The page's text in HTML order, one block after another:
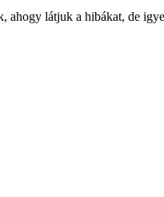
látjuk a hibákat, de